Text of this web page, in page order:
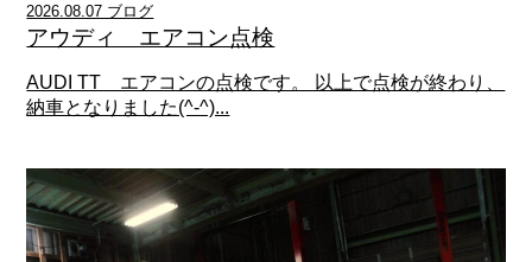
2026.08.07 ブログ
アウディ エアコン点検
AUDI TT エアコンの点検です。 以上で点検が終わり、
納車となりました(^-^)...